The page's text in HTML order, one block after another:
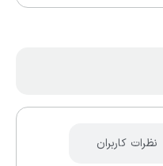
نظرات کاربران